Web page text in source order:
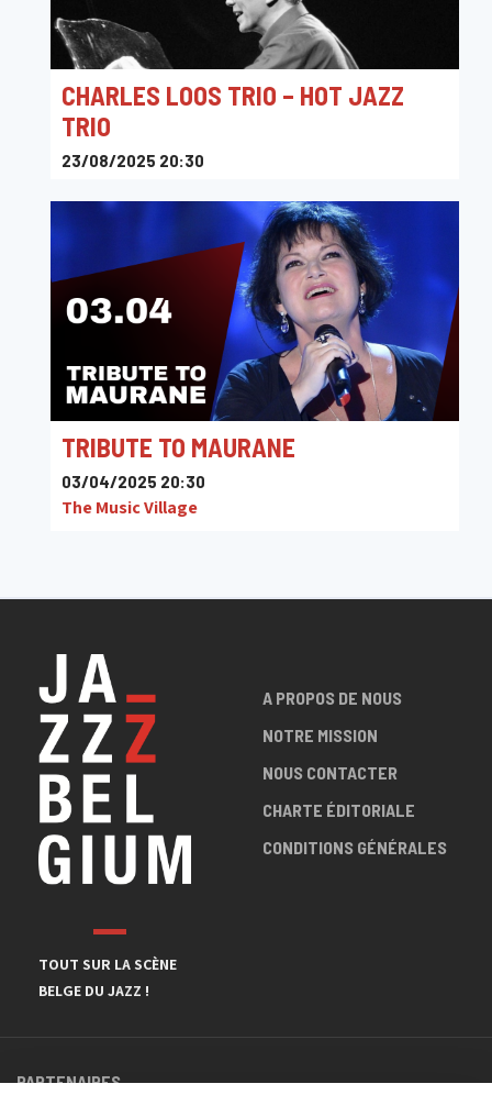
CHARLES LOOS TRIO – HOT JAZZ
TRIO
23/08/2025 20:30
TRIBUTE TO MAURANE
03/04/2025 20:30
The Music Village
TOUT SUR LA SCÈNE
BELGE DU JAZZ !
A PROPOS DE NOUS
NOTRE MISSION
NOUS CONTACTER
CHARTE ÉDITORIALE
CONDITIONS GÉNÉRALES
PARTENAIRES